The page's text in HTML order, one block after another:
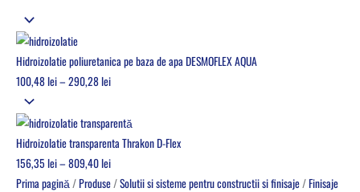
t
e
g
o
r
e
Hidroizolatie poliuretanica pe baza de apa DESMOFLEX AQUA
100,48 lei– 290,28 lei
Hidroizolatie transparenta Thrakon D-Flex
156,35 lei– 809,40lei
Prima pagină /Produse/Solutii si sisteme pentru constructii si finisaje/Finisaje
DSF
353
SUPER
ELASTIC
30
kg